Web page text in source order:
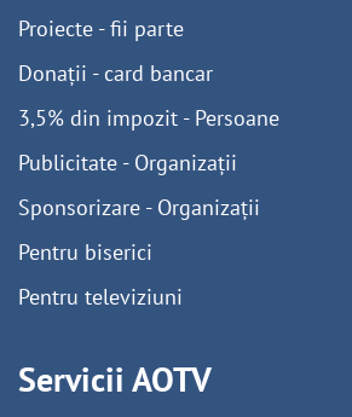
Proiecte - fii parte
Donații - card bancar
3,5% din impozit - Persoane
Publicitate - Organizații
Sponsorizare - Organizații
Pentru biserici
Pentru televiziuni
Servicii AOTV